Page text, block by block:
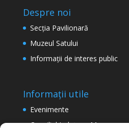
Despre noi
Secţia Pavilionară
Muzeul Satului
Informaţii de interes public
Informații utile
Evenimente
Consiliul Județean Maramureș